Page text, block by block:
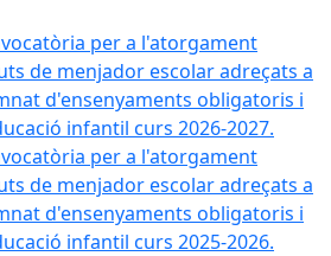
per a l'atorgament
de menjador escolar adreçats a
d'ensenyaments obligatoris i
infantil curs 2026-2027.
per a l'atorgament
de menjador escolar adreçats a
d'ensenyaments obligatoris i
infantil curs 2025-2026.